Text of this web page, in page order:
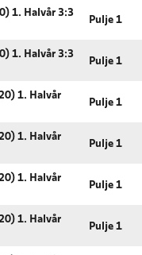
1. Halvår 3:3
Pulje 1
1. Halvår 3:3
Pulje 1
1. Halvår
Pulje 1
1. Halvår
Pulje 1
1. Halvår
Pulje 1
1. Halvår
Pulje 1